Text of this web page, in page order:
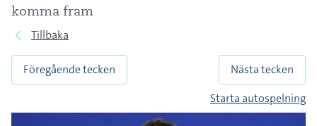
komma fram
Tillbaka
Föregående tecken
Nästa tecken
Starta autospelning